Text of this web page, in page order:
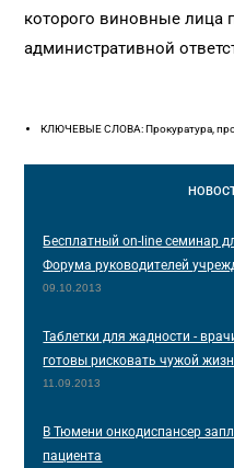
которого виновные лица
административной
КЛЮЧЕВЫЕ СЛОВА: Прокуратура,
Бесплатный on-line семинар
Форума руководителей
09.10.2013
Таблетки для жадности -
готовы рисковать чужой
11.09.2013
В Тюмени онкодиспансер
пациента